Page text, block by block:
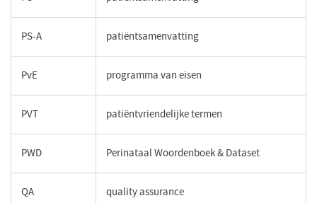
PS-A patiëntsamenvatting
PvE programma van eisen
PVT patiëntvriendelijke termen
PWD Perinataal Woordenboek & Dataset
QA quality assurance